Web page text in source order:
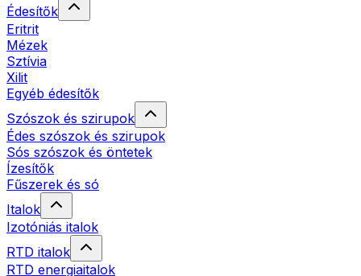
Édesítők
Eritrit
Mézek
Sztívia
Xilit
Egyéb édesítők
Szószok és szirupok
Édes szószok és szirupok
Sós szószok és öntetek
Ízesítők
Fűszerek és só
Italok
Izotóniás italok
RTD italok
RTD energiaitalok